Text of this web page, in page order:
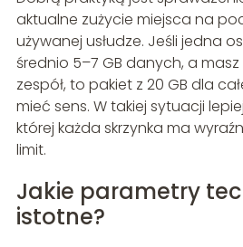
aktualne zużycie miejsca na
używanej usłudze. Jeśli jedna
średnio 5–7 GB danych, a
zespół, to pakiet z 20 GB dla
mieć sens. W takiej sytuacji
której każda skrzynka ma
limit.
Jakie parametry
istotne?